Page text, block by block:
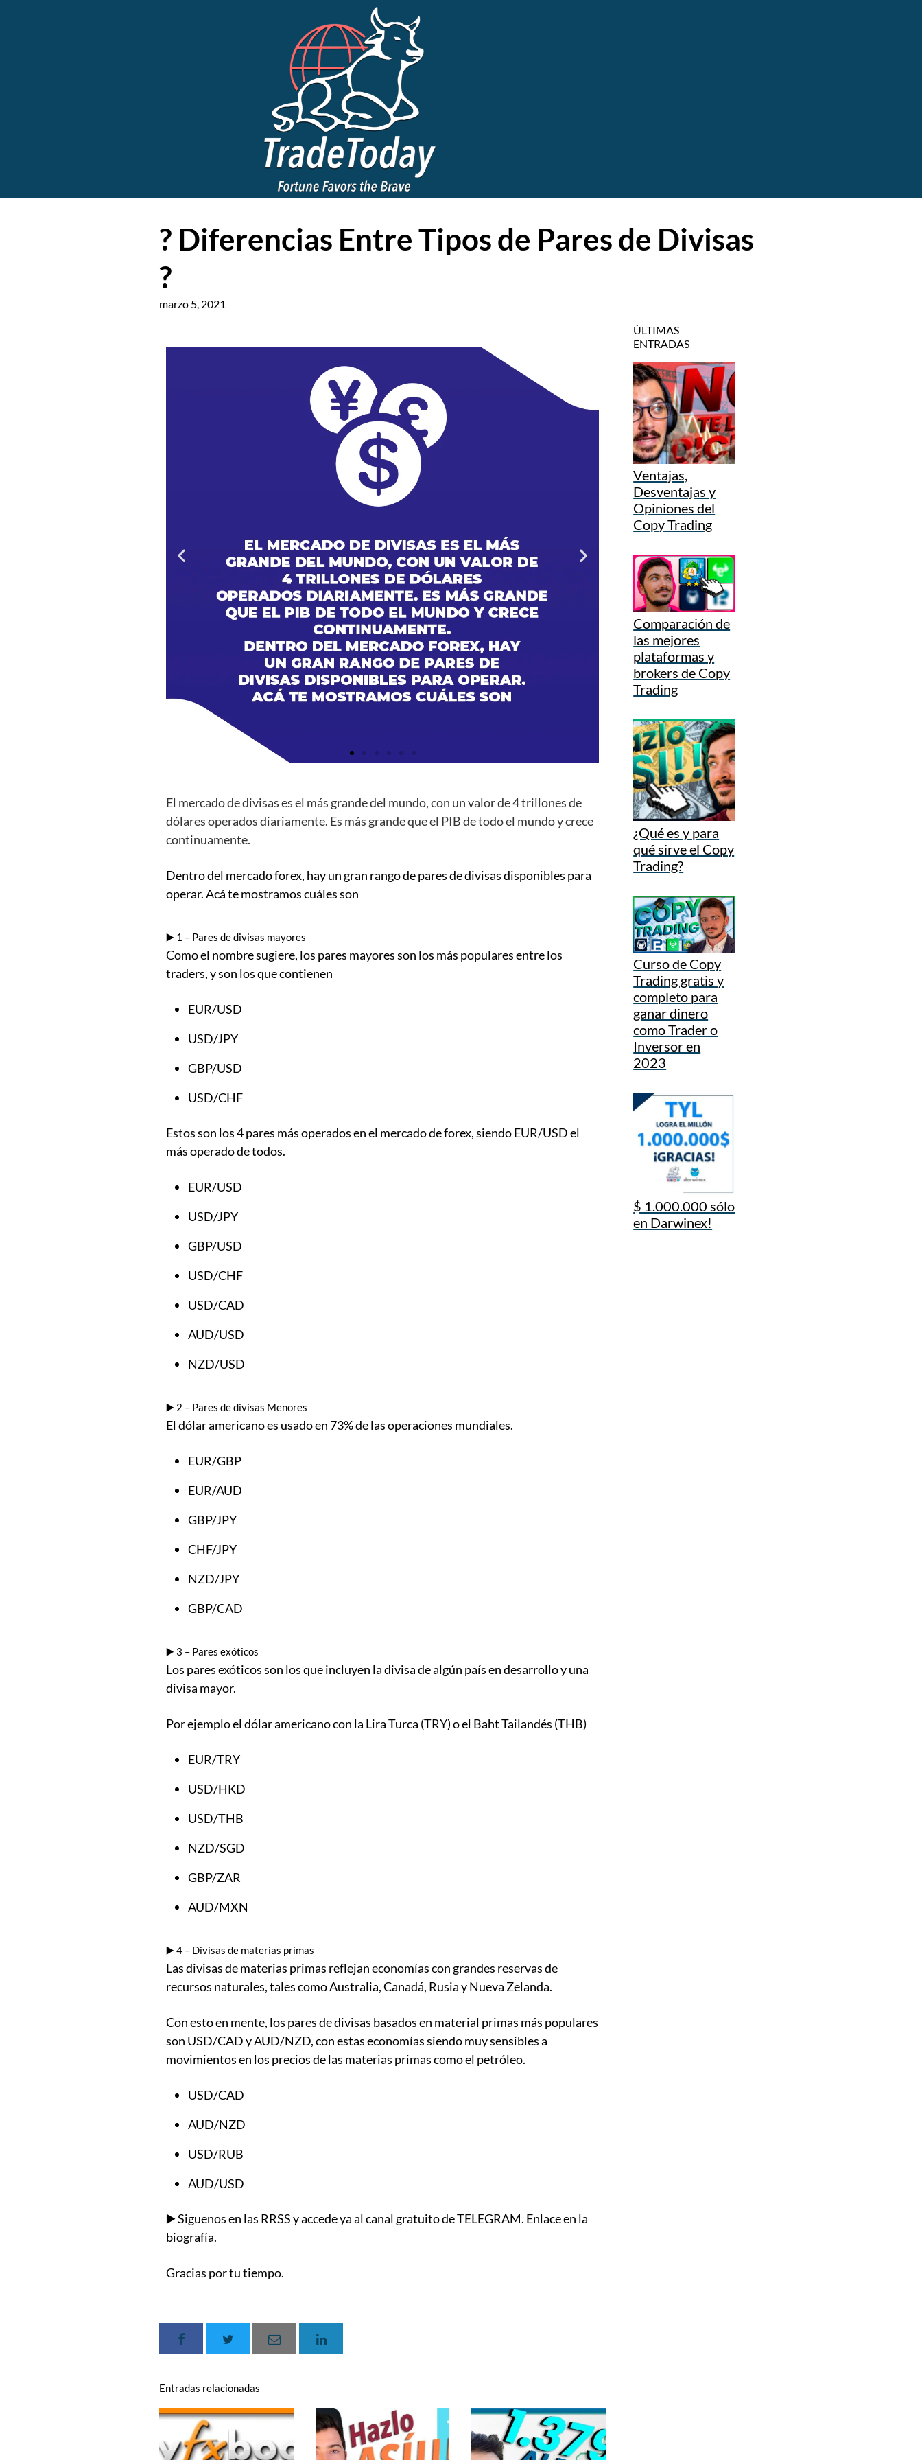
? Diferencias Entre Tipos de Pares de Divisas
?
marzo 5, 2021
El mercado de divisas es el más grande del mundo, con un valor de 4 trillones de
dólares operados diariamente. Es más grande que el PIB de todo el mundo y crece
continuamente.
Dentro del mercado forex, hay un gran rango de pares de divisas disponibles para
operar. Acá te mostramos cuáles son
▶️ 1 – Pares de divisas mayores
Como el nombre sugiere, los pares mayores son los más populares entre los
traders, y son los que contienen
EUR/USD
USD/JPY
GBP/USD
USD/CHF
Estos son los 4 pares más operados en el mercado de forex, siendo EUR/USD el
más operado de todos.
EUR/USD
USD/JPY
GBP/USD
USD/CHF
USD/CAD
AUD/USD
NZD/USD
▶️ 2 – Pares de divisas Menores
El dólar americano es usado en 73% de las operaciones mundiales.
EUR/GBP
EUR/AUD
GBP/JPY
CHF/JPY
NZD/JPY
GBP/CAD
▶️ 3 – Pares exóticos
Los pares exóticos son los que incluyen la divisa de algún país en desarrollo y una
divisa mayor.
Por ejemplo el dólar americano con la Lira Turca (TRY) o el Baht Tailandés (THB)
EUR/TRY
USD/HKD
USD/THB
NZD/SGD
GBP/ZAR
AUD/MXN
▶️ 4 – Divisas de materias primas
Las divisas de materias primas reflejan economías con grandes reservas de
recursos naturales, tales como Australia, Canadá, Rusia y Nueva Zelanda.
Con esto en mente, los pares de divisas basados en material primas más populares
son USD/CAD y AUD/NZD, con estas economías siendo muy sensibles a
movimientos en los precios de las materias primas como el petróleo.
USD/CAD
AUD/NZD
USD/RUB
AUD/USD
▶️ Siguenos en las RRSS y accede ya al canal gratuito de TELEGRAM. Enlace en la
biografía.
Gracias por tu tiempo.
Entradas relacionadas
ÚLTIMAS
ENTRADAS
Ventajas,
Desventajas y
Opiniones del
Copy Trading
Comparación de
las mejores
plataformas y
brokers de Copy
Trading
¿Qué es y para
qué sirve el Copy
Trading?
Curso de Copy
Trading gratis y
completo para
ganar dinero
como Trader o
Inversor en
2023
$ 1.000.000 sólo
en Darwinex!